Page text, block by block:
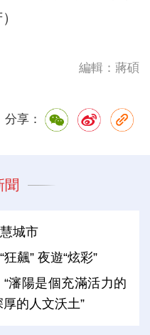
編輯：蔣碩
分享：
聞
城市
飆” 夜遊“炫彩”
瀋陽是個充滿活力的
的人文沃土”